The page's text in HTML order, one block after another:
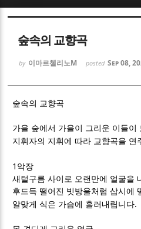
숲속의 교향곡
by 이마르첼리노M posted Sep 08,
숲속의 교향곡
가을 숲에서 가을이 그리운 이들이
지휘자의 지휘에 따라 교향곡을 연
1 악장
새털구름 사이로 오랜만에 얼굴을
후드득 떨어진 빗방울처럼 삽시에
알맞게 식은 가슴에 흘러내립니다.
Sketchbook5, 스
Sketchbook5, 스
Sketchbook5, 스
Sketchbook5, 스